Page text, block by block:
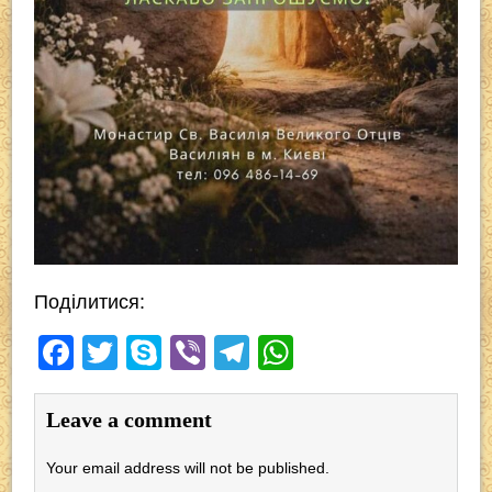
Поділитися:
F
a
c
e
T
wi
tt
er
S
ky
p
e
Vi
b
er
T
el
gr
h
s
Leave a comment
Your email address will not be published.